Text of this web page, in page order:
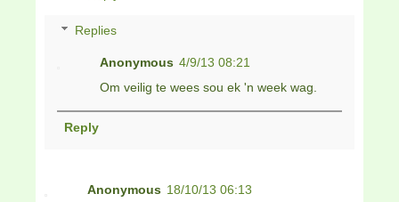
Replies
Anonymous 4/9/13 08:21
Om veilig te wees sou ek 'n week wag.
Reply
Anonymous 18/10/13 06:13